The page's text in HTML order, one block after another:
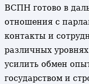
ВСПН готово в
отношения с
контакты и
различных
усилить обмен
государством и